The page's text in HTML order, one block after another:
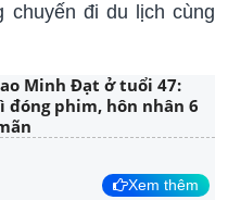
chuyến đi du lịch cùng
Minh Đạt ở tuổi 47:
đóng phim, hôn nhân 6
Xem thêm